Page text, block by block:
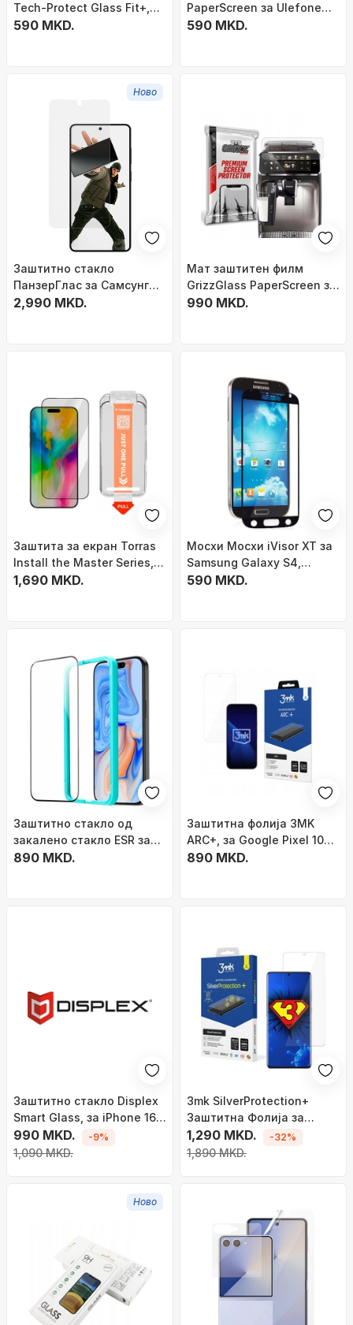
Tech-Protect Glass Fit+,
iPhone 16 Pro 17 17 Pro,
590 MKD.
PaperScreen за Ulefone
Armor X32, мат анти-
590 MKD.
Ново
Заштитно стакло
ПанзерГлас за Самсунг
Галакси S26 Ултра,
2,990 MKD.
Мат заштитен филм
GrizzGlass PaperScreen за
Philips LatteGo 5400
990 MKD.
Заштита за екран Torras
Install the Master Series,
за iPhone 17 Air,
1,690 MKD.
Mосхи Mосхи iVisor XT за
Samsung Galaxy S4,
проѕирна заштита за
590 MKD.
Заштитно стакло од
закалено стакло ESR за
iPhone 15, отпорно на
890 MKD.
Заштитна фолија 3MK
ARC+, за Google Pixel 10
Pro XL, транспарентна
890 MKD.
Заштитно стакло Displex
Smart Glass, за iPhone 16,
9H, проѕирно
990 MKD.
1,090 MKD.
-9%
3mk SilverProtection+
Заштитна Фолија за
Samsung Galaxy S20+ 5G
1,290 MKD.
1,890 MKD.
-32%
Ново